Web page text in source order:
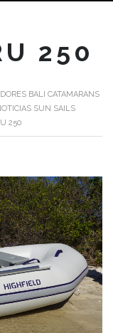
250
BALI CATAMARANS
SUN SAILS
250